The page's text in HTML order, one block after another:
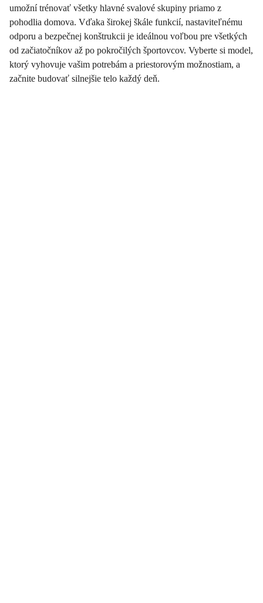
umožní trénovať všetky hlavné svalové skupiny priamo z
pohodlia domova. Vďaka širokej škále funkcií, nastaviteľnému
odporu a bezpečnej konštrukcii je ideálnou voľbou pre všetkých
od začiatočníkov až po pokročilých športovcov. Vyberte si model,
ktorý vyhovuje vašim potrebám a priestorovým možnostiam, a
začnite budovať silnejšie telo každý deň.